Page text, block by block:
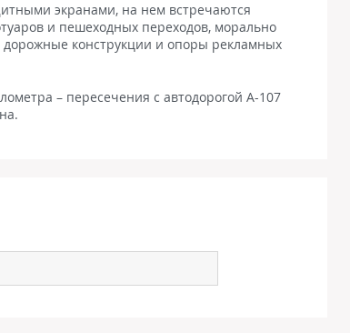
экранами, на нем встречаются
и пешеходных переходов, морально
конструкции и опоры рекламных
– пересечения с автодорогой А-107